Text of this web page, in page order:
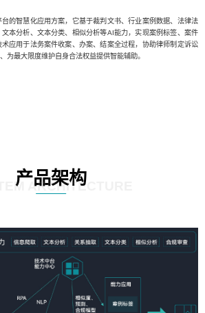
的智慧化应用方案，它基于裁判文书、行业案例数据、法律法
本分析、文本分类、相似分析等AI能力，实现案例标签、案件
应用于法务案件收案、办案、结案全过程，协助律师制定诉讼
为最大限度维护自身合法权益提供智能辅助。
产品架构
ARCHITECTURE